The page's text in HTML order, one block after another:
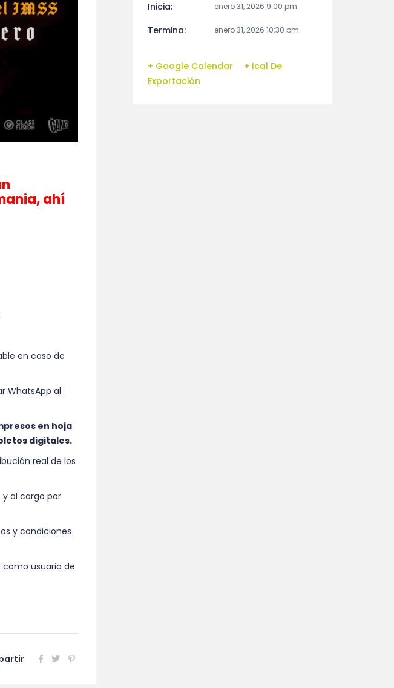
ahí
en caso de
WhatsApp al
en hoja
digitales.
real de los
al cargo por
y condiciones
usuario de
Inicia: enero 31, 2026 9:00 pm
Termina: enero 31, 2026 10:30 pm
+ Google Calendar
+ Ical De
Exportación